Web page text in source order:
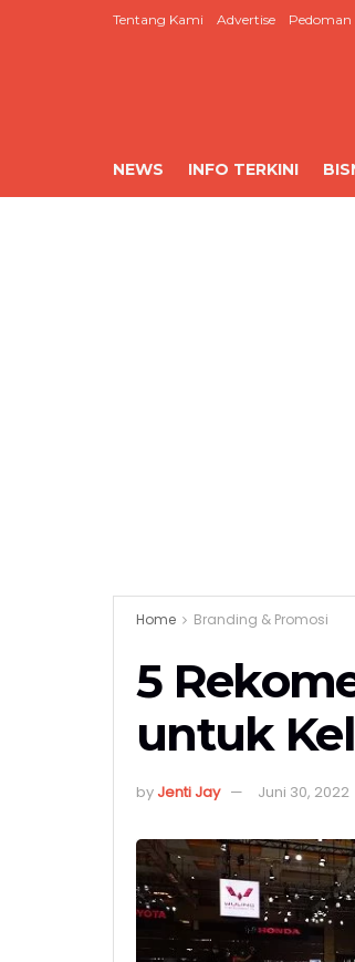
Tentang Kami Advertise Pedoman
NEWS INFO TERKINI
Home Branding & Promosi
5
untuk
by Jenti Jay Juni 30, 2022